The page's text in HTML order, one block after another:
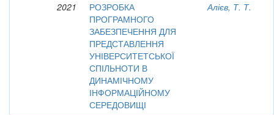
2021
РОЗРОБКА
ПРОГРАМНОГО
ЗАБЕЗПЕЧЕННЯ ДЛЯ
ПРЕДСТАВЛЕННЯ
УНІВЕРСИТЕТСЬКОЇ
СПІЛЬНОТИ В
ДИНАМІЧНОМУ
ІНФОРМАЦІЙНОМУ
СЕРЕДОВИЩІ
Алієв, Т. Т.